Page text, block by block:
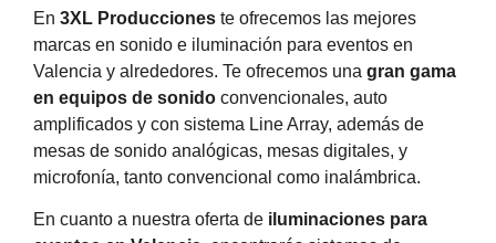
En 3XL Producciones te ofrecemos las mejores
marcas en sonido e iluminación para eventos en
Valencia y alrededores. Te ofrecemos una gran gama
en equipos de sonido convencionales, auto
amplificados y con sistema Line Array, además de
mesas de sonido analógicas, mesas digitales, y
microfonía, tanto convencional como inalámbrica.
En cuanto a nuestra oferta de iluminaciones para